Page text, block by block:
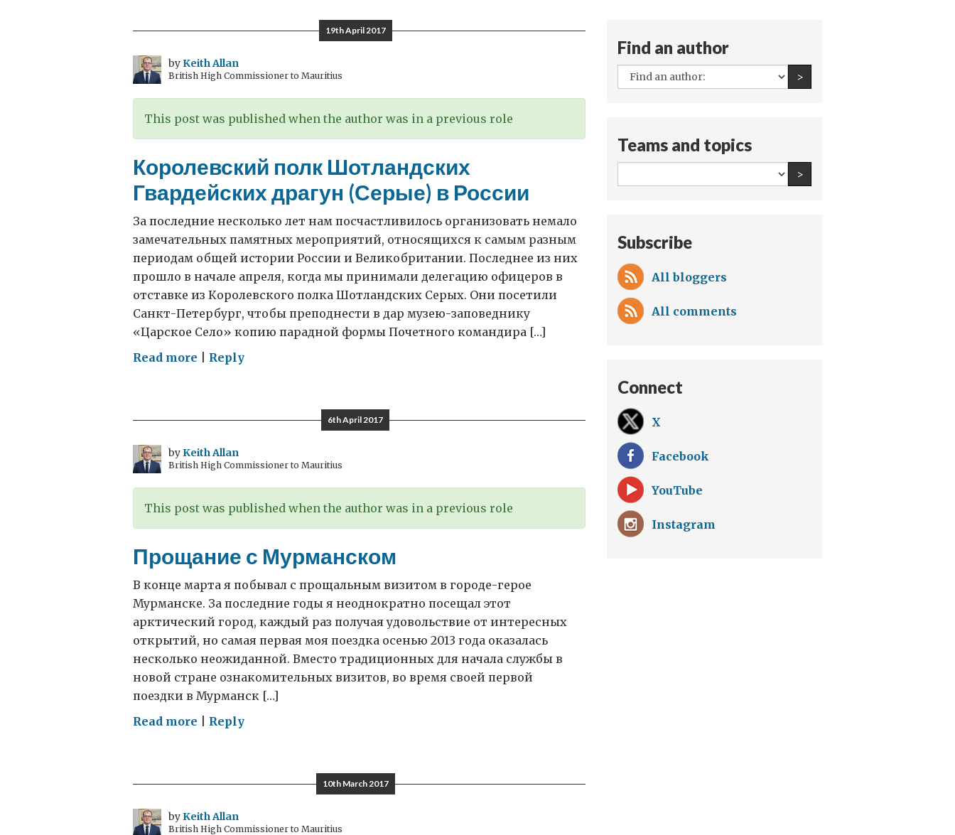
19th April 2017
byKeith Allan
British High Commissioner to Mauritius
This post was published when the author was in a previous role
Королевский полк Шотландских
Гвардейских драгун (Серые) в России
За последние несколько лет нам посчастливилось организовать немало
замечательных памятных мероприятий, относящихся к самым разным
периодам общей истории России и Великобритании. Последнее из них
прошло в начале апреля, когда мы принимали делегацию офицеров в
отставке из Королевского полка Шотландских Серых. Они посетили
Санкт-Петербург, чтобы преподнести в дар музею-заповеднику
«Царское Село» копию парадной формы Почетного командира […]
Read more on
драгун
(Серые)
в
России
Reply
6th April 2017
byKeith Allan
British High Commissioner to Mauritius
This post was published when the author was in a previous role
Прощание с Мурманском
В конце марта я побывал с прощальным визитом в городе-герое
Мурманске. За последние годы я неоднократно посещал этот
арктический город, каждый раз получая удовольствие от интересных
открытий, но самая первая моя поездка осенью 2013 года оказалась
несколько неожиданной. Вместо традиционных для начала службы в
новой стране ознакомительных визитов, во время своей первой
поездки в Мурманск […]
Read more onReply
10th March 2017
byKeith Allan
British High Commissioner to Mauritius
Find an author
All
authors:
>Find an author
Teams and topics
All
teams
>Find an author
Subscribe
All bloggers
All comments
Connect
X
Facebook
YouTube
Instagram